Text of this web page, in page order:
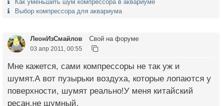
Как уменьшить шум компрессора в аквариуме
Выбор компрессора для аквариума
ЛеонИзСмайлов Свой на форуме
03 апр 2011, 00:55
Мне кажется, сами компрессоры не так уж и
шумят.А вот пузырьки воздуха, которые лопаются у
поверхности, шумят реально!У меня китайский
ресан,не шумный.